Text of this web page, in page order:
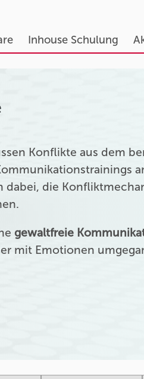
Inhouse Schulung
Konflikte aus dem
die
gewaltfreie
mit Emotionen